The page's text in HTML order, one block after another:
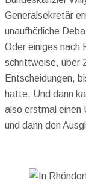
Generalsekretär
unaufhörliche
Oder einiges nach
schrittweise, über
Entscheidungen,
hatte. Und dann
also erstmal einen
und dann den